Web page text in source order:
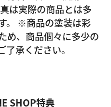
は実際の商品とは多
。 ※商品の塗装は彩
め、商品個々に多少の
承ください。
SHOP特典